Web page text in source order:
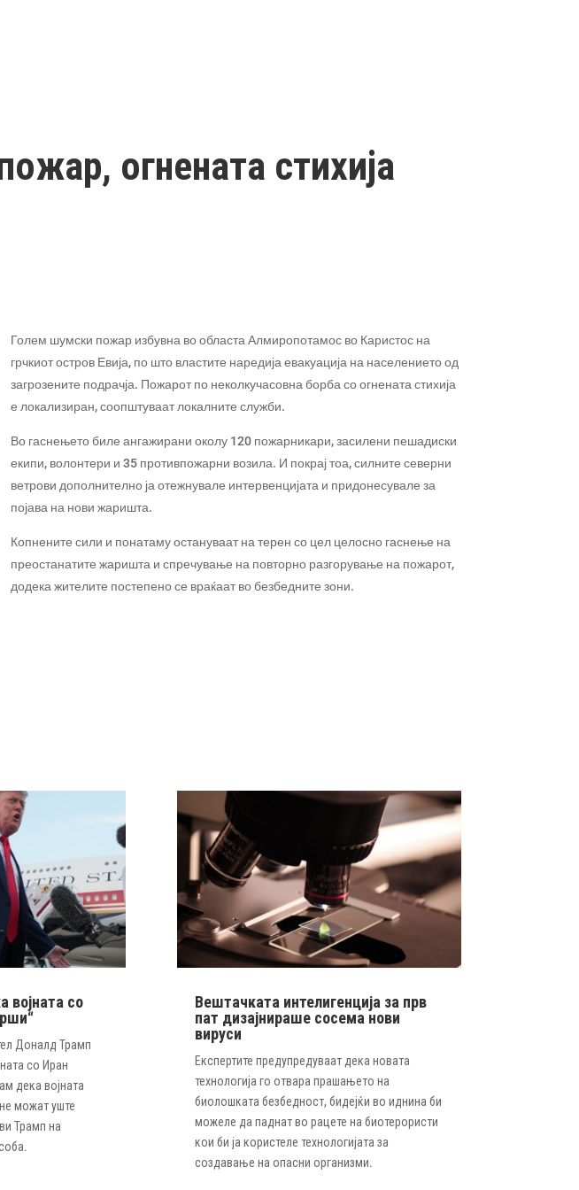
огнената стихија
Голем шумски пожар избувна во областа Алмиропотамос во Каристос на
грчкиот остров Евија, по што властите наредија евакуација на населението од
загрозените подрачја. Пожарот по неколкучасовна борба со огнената стихија
е локализиран, соопштуваат локалните служби.
Во гаснењето биле ангажирани околу 120 пожарникари, засилени пешадиски
екипи, волонтери и 35 противпожарни возила. И покрај тоа, силните северни
ветрови дополнително ја отежнувале интервенцијата и придонесувале за
појава на нови жаришта.
Копнените сили и понатаму остануваат на терен со цел целосно гаснење на
преостанатите жаришта и спречување на повторно разгорување на пожарот,
додека жителите постепено се враќаат во безбедните зони.
војната со
Доналд Трамп
со Иран
дека војната
можат уште
Трамп на
Вештачката интелигенција за прв
пат дизајнираше сосема нови
вируси
Експертите предупредуваат дека новата
технологија го отвара прашањето на
биолошката безбедност, бидејќи во иднина би
можеле да паднат во рацете на биотерористи
кои би ја користеле технологијата за
создавање на опасни организми.